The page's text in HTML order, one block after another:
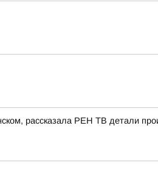
рассказала РЕН ТВ детали